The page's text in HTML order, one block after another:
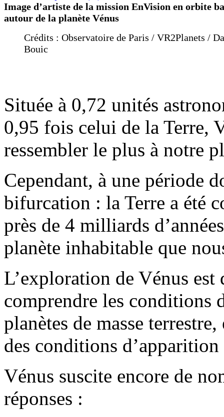
Image d’artiste de la mission EnVision en orbite
autour de la planète Vénus
Crédits : Observatoire de Paris / VR2Planets /
Bouic
Située à 0,72 unités
0,95 fois celui de la Terre,
ressembler le plus à notre
Cependant, à une période
bifurcation : la Terre a été
près de 4 milliards
planète inhabitable que
L’exploration de Vénus
comprendre les conditions
planètes de masse
des conditions
Vénus suscite encore de
réponses :